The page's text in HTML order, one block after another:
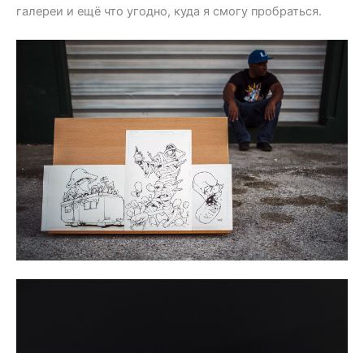
галереи и ещё что угодно, куда я смогу пробраться.